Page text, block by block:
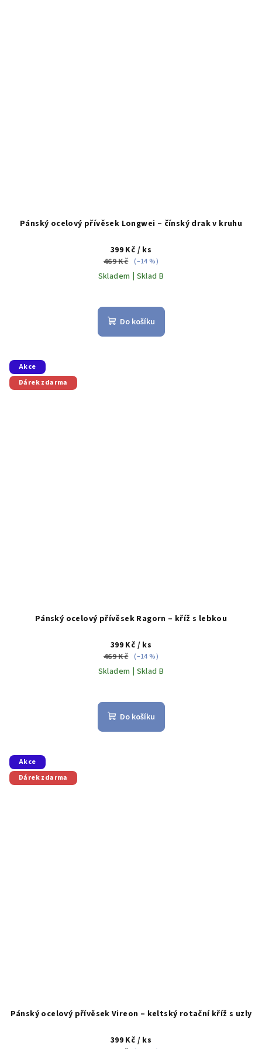
Pánský ocelový přívěsek Longwei – čínský drak v kruhu
399 Kč / ks
469 Kč (–14 %)
Skladem | Sklad B
Do košíku
Akce
Dárek zdarma
Pánský ocelový přívěsek Ragorn – kříž s lebkou
399 Kč / ks
469 Kč (–14 %)
Skladem | Sklad B
Do košíku
Akce
Dárek zdarma
Pánský ocelový přívěsek Vireon – keltský rotační kříž s uzly
399 Kč / ks